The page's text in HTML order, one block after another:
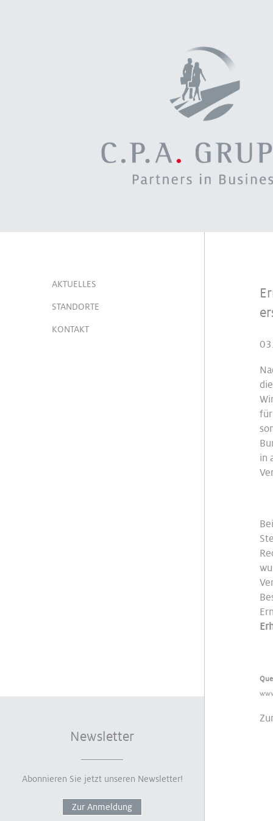
AKTUELLES
STANDORTE
KONTAKT
Newsletter
Abonnieren Sie jetzt unseren Newsletter!
Zur Anmeldung
für
in
Bei